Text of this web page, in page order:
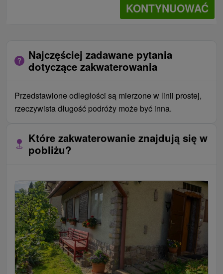
KONTYNUOWAĆ
Najczęściej zadawane pytania
dotyczące zakwaterowania
Przedstawione odległości są mierzone w linii prostej,
rzeczywista długość podróży może być inna.
Które zakwaterowanie znajdują się w
pobliżu?